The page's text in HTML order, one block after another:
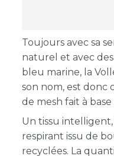
Toujours avec sa
naturel et avec
bleu marine, la
son nom, est donc
de mesh fait à
Un tissu
respirant issu de
recyclées. La